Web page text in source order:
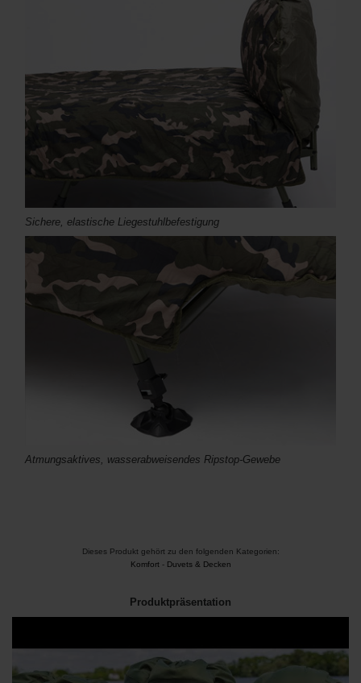
Sichere, elastische Liegestuhlbefestigung
Atmungsaktives, wasserabweisendes Ripstop-Gewebe
Dieses Produkt gehört zu den folgenden Kategorien:
Komfort- Duvets & Decken
Produktpräsentation